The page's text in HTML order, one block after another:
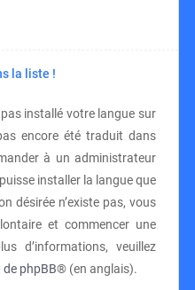
la liste !
installé votre langue sur
encore été traduit dans
à un administrateur
installer la langue que
désirée n’existe pas, vous
et commencer une
d’informations, veuillez
de phpBB® (en anglais).